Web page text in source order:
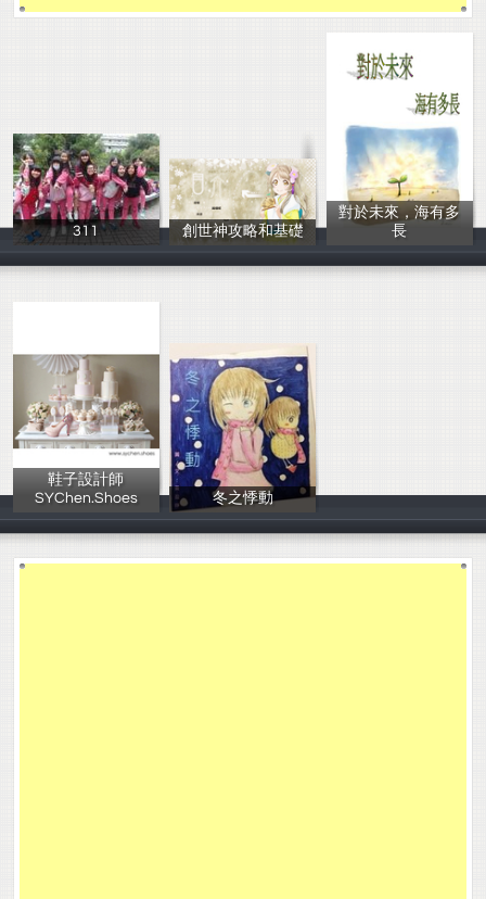
311
311
創世神攻略和基礎
黑暗乂破亂
對於未來，海有多
長
倪麗雲 鍾佩真
鞋子設計師
SYChen.Shoes
Cecilia Chen
冬之悸動
黃盈錚